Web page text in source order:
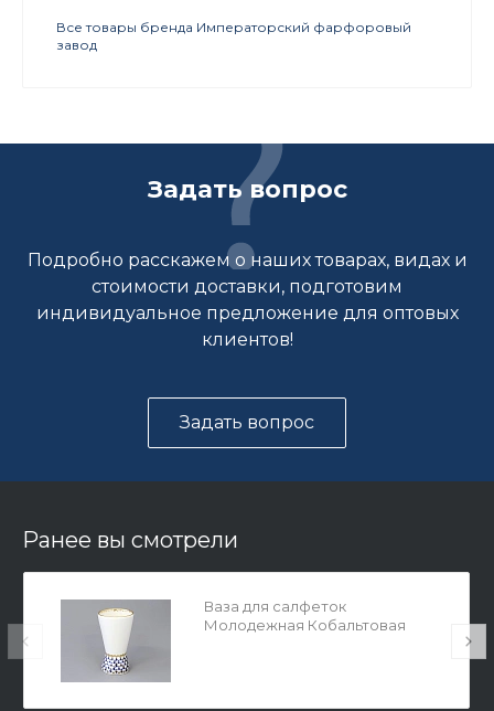
Все товары бренда Императорский фарфоровый
завод
Задать вопрос
Подробно расскажем о наших товарах, видах и
стоимости доставки, подготовим
индивидуальное предложение для оптовых
клиентов!
Задать вопрос
Ранее вы смотрели
Ваза для салфеток
Молодежная Кобальтовая